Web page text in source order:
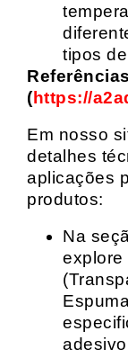
tipos
(https://
Em nosso
detalhes
aplicações
produtos:
Na
explore